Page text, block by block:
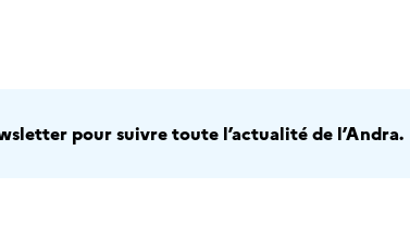
pour suivre toute l’actualité de l’Andra.